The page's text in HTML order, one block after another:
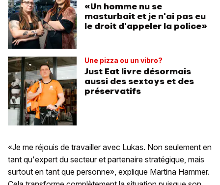
«Un homme nu se
masturbait et je n'ai pas eu
le droit d'appeler la police»
Une pizza ou un vibro?
Just Eat livre désormais
aussi des sextoys et des
préservatifs
«Je me réjouis de travailler avec Lukas. Non seulement en
tant qu'expert du secteur et partenaire stratégique, mais
surtout en tant que personne», explique Martina Hammer.